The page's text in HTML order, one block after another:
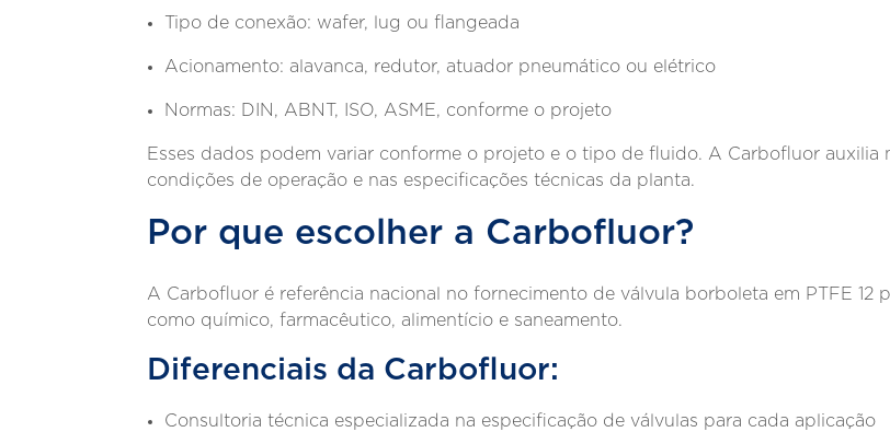
Tipo de conexão: wafer, lug ou flangeada
Acionamento: alavanca, redutor, atuador pneumático ou elétrico
Normas: DIN, ABNT, ISO, ASME, conforme o projeto
Esses dados podem variar conforme o projeto e o tipo de fluido. A Carbofluor auxilia
condições de operação e nas especificações técnicas da planta.
Por que escolher a Carbofluor?
A Carbofluor é referência nacional no fornecimento de válvula borboleta em PTFE 12
como químico, farmacêutico, alimentício e saneamento.
Diferenciais da Carbofluor:
Consultoria técnica especializada na especificação de válvulas para cada aplicação